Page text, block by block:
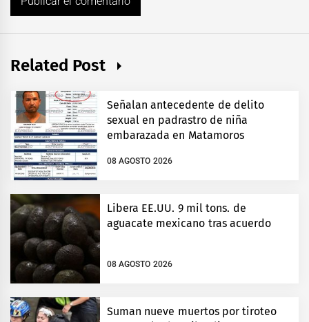
Related Post
Señalan antecedente de delito
sexual en padrastro de niña
embarazada en Matamoros
08 AGOSTO 2026
Libera EE.UU. 9 mil tons. de
aguacate mexicano tras acuerdo
08 AGOSTO 2026
Suman nueve muertos por tiroteo